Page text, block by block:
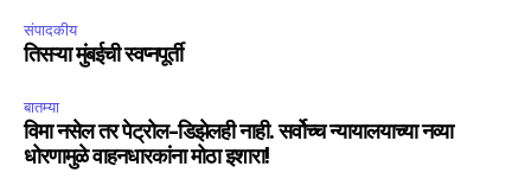
संपादकीय
तिसऱ्या मुंबईची स्वप्नपूर्ती
बातम्या
विमा नसेल तर पेट्रोल-डिझेलही नाही. सर्वोच्च न्यायालयाच्या नव्या
धोरणामुळे वाहनधारकांना मोठा इशारा!